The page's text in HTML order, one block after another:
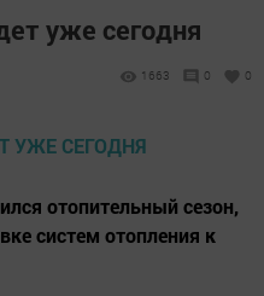
уже сегодня
1663 0 0
отопительный сезон,
систем отопления к